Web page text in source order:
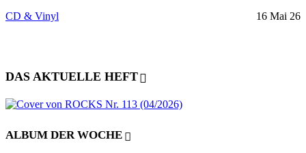
CD & Vinyl 16 Mai 26
DAS AKTUELLE HEFT
ALBUM DER WOCHE